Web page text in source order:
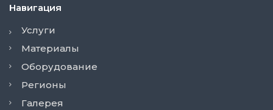
Навигация
Услуги
Материалы
Оборудование
Регионы
Галерея